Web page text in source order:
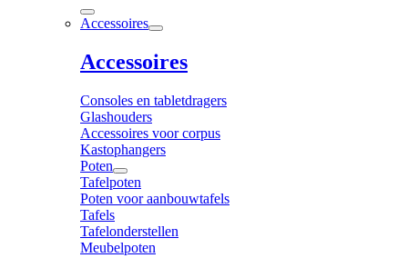
Accessoires
Accessoires
Consoles en tabletdragers
Glashouders
Accessoires voor corpus
Kastophangers
Poten
Tafelpoten
Poten voor aanbouwtafels
Tafels
Tafelonderstellen
Meubelpoten